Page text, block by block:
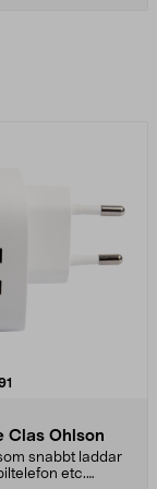
Clas Ohlson
snabbt laddar
etc.
5 stjärnor